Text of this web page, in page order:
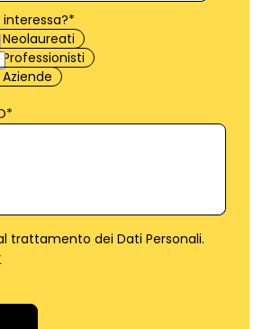
*
*
trattamento dei Dati Personali.